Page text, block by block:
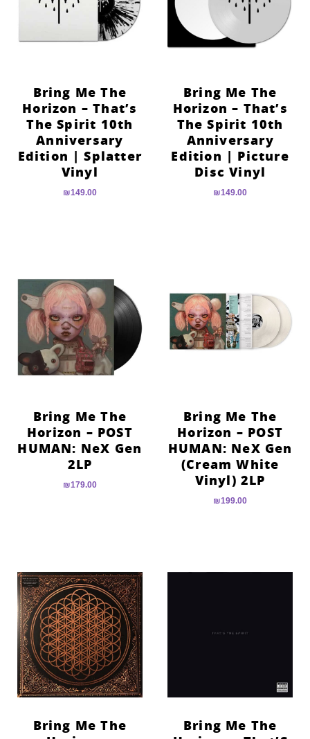
הוסף קו תחתון לקישורים
font_download סמן קישורים
האפשרויות
Bring Me The
Horizon – That’s
The Spirit 10th
Anniversary
Edition | Picture
Disc Vinyl
₪149.00
Bring Me The
Horizon – That’s
The Spirit 10th
Anniversary
Edition | Splatter
Vinyl
₪149.00
Bring Me The
Horizon – POST
HUMAN: NeX Gen
(Cream White
Vinyl) 2LP
₪199.00
Bring Me The
Horizon – POST
HUMAN: NeX Gen
2LP
₪179.00
Bring Me The
Bring Me The